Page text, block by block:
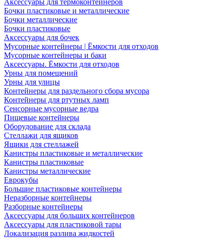
Аксессуары для термоконтейнеров
Бочки пластиковые и металлические
Бочки металлические
Бочки пластиковые
Аксессуары для бочек
Мусорные контейнеры | Ёмкости для отходов
Мусорные контейнеры и баки
Аксессуары. Ёмкости для отходов
Урны для помещений
Урны для улицы
Контейнеры для раздельного сбора мусора
Контейнеры для ртутных ламп
Сенсорные мусорные ведра
Пищевые контейнеры
Оборудование для склада
Стеллажи для ящиков
Ящики для стеллажей
Канистры пластиковые и металлические
Канистры пластиковые
Канистры металлические
Еврокубы
Большие пластиковые контейнеры
Неразборные контейнеры
Разборные контейнеры
Аксессуары для больших контейнеров
Аксессуары для пластиковой тары
Локализация разлива жидкостей